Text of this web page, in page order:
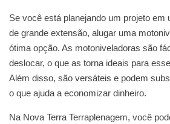
Se você está planejando um projeto em
de grande extensão, alugar uma
ótima opção. As motoniveladoras são
deslocar, o que as torna ideais para
Além disso, são versáteis e podem
o que ajuda a economizar dinheiro.
Na Nova Terra Terraplenagem, você